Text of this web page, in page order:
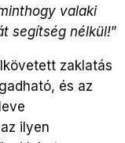
valaki
segítség nélkül!”
zaklatás
és az
ilyen